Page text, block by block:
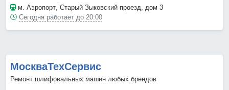
м. Аэропорт, Старый Зыковский проезд, дом 3
Сегодня работает до 20:00
МоскваТехСервис
Ремонт шлифовальных машин любых брендов